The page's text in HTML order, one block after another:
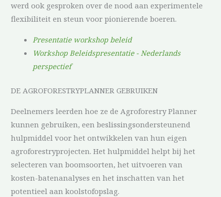
werd ook gesproken over de nood aan experimentele
flexibiliteit en steun voor pionierende boeren.
Presentatie workshop beleid
Workshop Beleidspresentatie - Nederlands
perspectief
DE AGROFORESTRYPLANNER GEBRUIKEN
Deelnemers leerden hoe ze de Agroforestry Planner
kunnen gebruiken, een beslissingsondersteunend
hulpmiddel voor het ontwikkelen van hun eigen
agroforestryprojecten. Het hulpmiddel helpt bij het
selecteren van boomsoorten, het uitvoeren van
kosten-batenanalyses en het inschatten van het
potentieel aan koolstofopslag.